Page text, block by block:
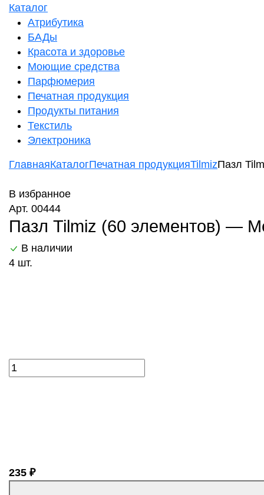
Каталог
Атрибутика
БАДы
Красота и здоровье
Моющие средства
Парфюмерия
Печатная продукция
Продукты питания
Текстиль
Электроника
ГлавнаяКаталогПечатная продукцияTilmizПазл
В избранное
Арт. 00444
Пазл Tilmiz (60 элементов) —
В наличии
4 шт.
235 ₽